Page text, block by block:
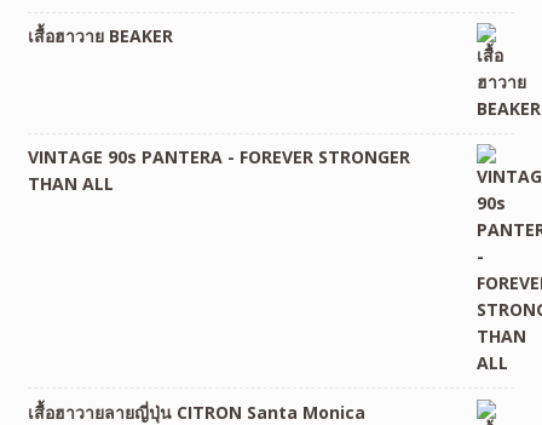
เสื้อฮาวาย BEAKER
VINTAGE 90s PANTERA - FOREVER STRONGER
THAN ALL
เสื้อฮาวายลายญี่ปุ่น CITRON Santa Monica